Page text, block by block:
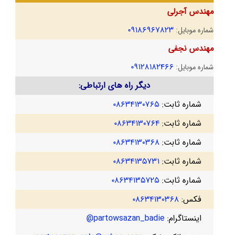
مهندس آجرلی
شماره موبایل: ۰۹۱۸۶۹۶۷۸۲۳
مهندس نجفی
شماره موبایل: ۰۹۱۲۸۱۸۲۴۶۶
دیگر راه های ارتباطی:
شماره ثابت: ۰۸۶۳۴۱۳۰۷۶۵
شماره ثابت: ۰۸۶۳۴۱۳۰۷۶۴
شماره ثابت: ۰۸۶۳۴۱۳۰۳۶۸
شماره ثابت: ۰۸۶۳۴۱۳۵۷۳۱
شماره ثابت: ۰۸۶۳۴۱۳۵۷۲۵
فکس: ۰۸۶۳۴۱۳۰۳۶۸
اینستاگرام: partowsazan_badie@